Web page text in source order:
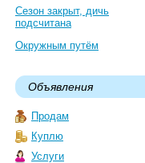
Сезон закрыт, дичь
подсчитана
Окружным путём
Объявления
Продам
Куплю
Услуги